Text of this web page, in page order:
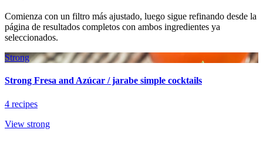
Comienza con un filtro más ajustado, luego sigue refinando desde la
página de resultados completos con ambos ingredientes ya
seleccionados.
Strong
Strong Fresa and Azúcar / jarabe simple cocktails
4 recipes
View strong